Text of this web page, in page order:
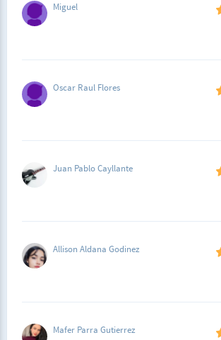
Miguel
Oscar Raul Flores
Juan Pablo Cayllante
Allison Aldana Godinez
Mafer Parra Gutierrez